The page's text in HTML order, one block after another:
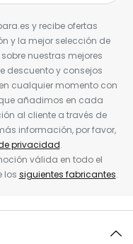
y recibe ofertas
y la mejor selección de
nuestras mejores
descuento y consejos
cualquier momento con
añadimos en cada
al cliente a través de
información, por favor,
privacidad.
válida en todo el
los siguientes fabricantes.